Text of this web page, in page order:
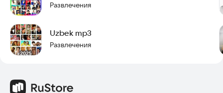
Развлечения
Uzbek mp3
Развлечения